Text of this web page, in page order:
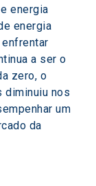
energia
energia
a ser o
zero, o
diminuiu nos
um
da